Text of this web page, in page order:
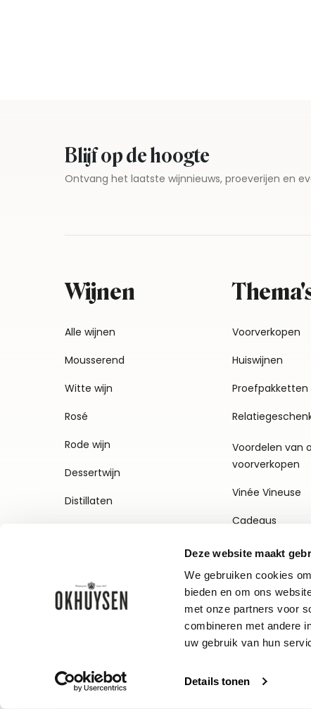
Deze website maakt
We gebruiken cookies
bieden en om ons
met onze partners voor
combineren met andere
uw gebruik van hun
Details tonen
Blijf op de hoogte
Ontvang het laatste wijnnieuws, proeverijen en
Wijnen
Alle wijnen
Mousserend
Witte wijn
Rosé
Rode wijn
Dessertwijn
Distillaten
Voorverkopen
Huiswijnen
Proefpakketten
Voordelen van
voorverkopen
Vinée Vineuse
Cadeaus
Algemene voorwaarden